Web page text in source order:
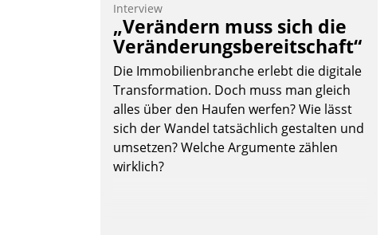
Interview
„Verändern muss sich die
Veränderungsbereitschaft“
Die Immobilienbranche erlebt die digitale
Transformation. Doch muss man gleich
alles über den Haufen werfen? Wie lässt
sich der Wandel tatsächlich gestalten und
umsetzen? Welche Argumente zählen
wirklich?